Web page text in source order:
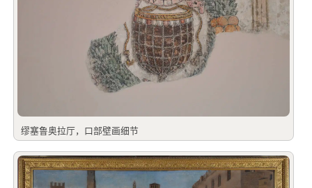
缪塞鲁奥拉厅，口部壁画细节